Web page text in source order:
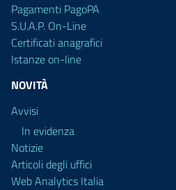
Pagamenti PagoPA
S.U.A.P. On-Line
Certificati anagrafici
Istanze on-line
NOVITÀ
Avvisi
In evidenza
Notizie
Articoli degli uffici
Web Analytics Italia